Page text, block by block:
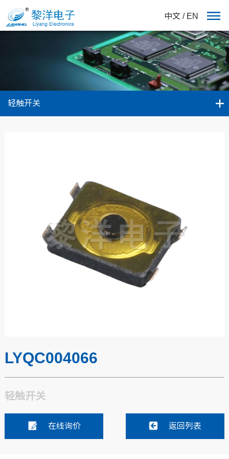
中文 / EN
轻触开关
LYQC004066
轻触开关
在线询价 返回列表